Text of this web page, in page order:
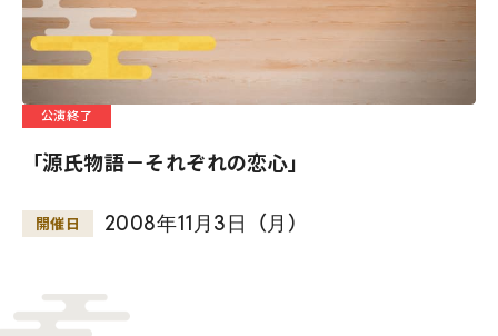
公演終了
「源氏物語－それぞれの恋心」
開催日 2008年11 月 3日 （月 ）